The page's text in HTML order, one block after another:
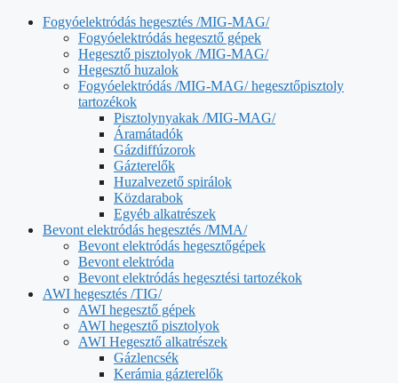
Fogyóelektródás hegesztés /MIG-MAG/
Fogyóelektródás hegesztő gépek
Hegesztő pisztolyok /MIG-MAG/
Hegesztő huzalok
Fogyóelektródás /MIG-MAG/ hegesztőpisztoly
tartozékok
Pisztolynyakak /MIG-MAG/
Áramátadók
Gázdiffúzorok
Gázterelők
Huzalvezető spirálok
Közdarabok
Egyéb alkatrészek
Bevont elektródás hegesztés /MMA/
Bevont elektródás hegesztőgépek
Bevont elektróda
Bevont elektródás hegesztési tartozékok
AWI hegesztés /TIG/
AWI hegesztő gépek
AWI hegesztő pisztolyok
AWI Hegesztő alkatrészek
Gázlencsék
Kerámia gázterelők